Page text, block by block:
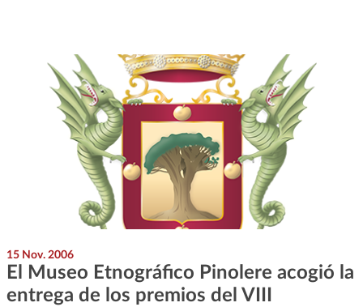
15 Nov. 2006
El Museo Etnográfico Pinolere acogió la
entrega de los premios del VIII